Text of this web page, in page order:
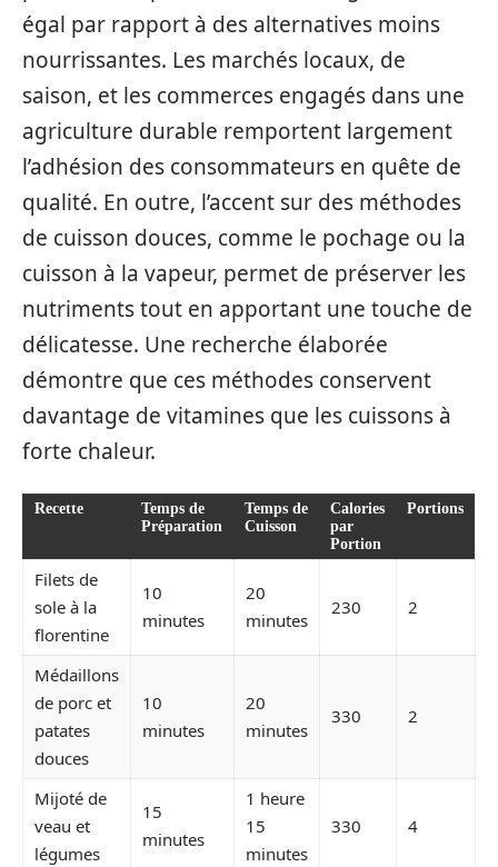
égal par rapport à des alternatives moins
nourrissantes. Les marchés locaux, de
saison, et les commerces engagés dans une
agriculture durable remportent largement
l’adhésion des consommateurs en quête de
qualité. En outre, l’accent sur des méthodes
de cuisson douces, comme le pochage ou la
cuisson à la vapeur, permet de préserver les
nutriments tout en apportant une touche de
délicatesse. Une recherche élaborée
démontre que ces méthodes conservent
davantage de vitamines que les cuissons à
forte chaleur.
Recette
Temps de
Préparation
Temps de
Cuisson
Calories
par
Portion
Portions
Filets de
sole à la
florentine
10
minutes
20
minutes
230 2
Médaillons
de porc et
patates
douces
10
minutes
20
minutes
330 2
Mijoté de
veau et
légumes
15
minutes
1 heure
15
minutes
330 4